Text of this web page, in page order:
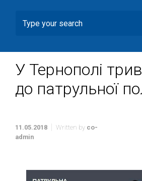
У Тернополі
до патрульної
11.05.2018 Written by co-
admin